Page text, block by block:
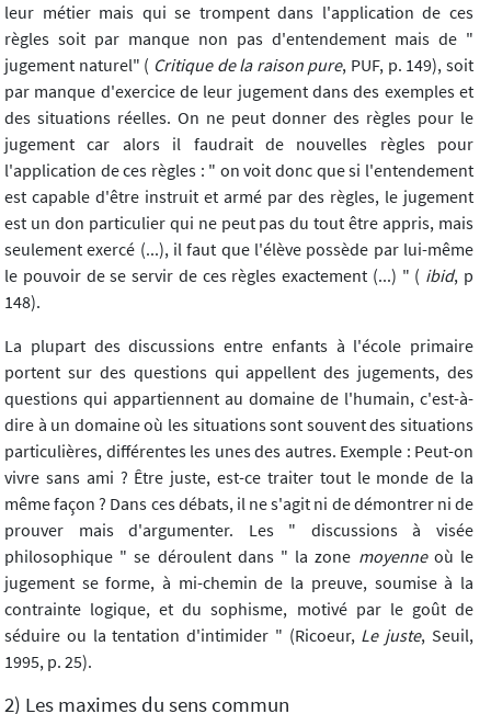
leur métier mais qui se trompent dans l'application de ces
règles soit par manque non pas d'entendement mais de "
jugement naturel" ( Critique de la raison pure, PUF, p. 149), soit
par manque d'exercice de leur jugement dans des exemples et
des situations réelles. On ne peut donner des règles pour le
jugement car alors il faudrait de nouvelles règles pour
l'application de ces règles : " on voit donc que si l'entendement
est capable d'être instruit et armé par des règles, le jugement
est un don particulier qui ne peut pas du tout être appris, mais
seulement exercé (...), il faut que l'élève possède par lui-même
le pouvoir de se servir de ces règles exactement (...) " ( ibid, p
148).
La plupart des discussions entre enfants à l'école primaire
portent sur des questions qui appellent des jugements, des
questions qui appartiennent au domaine de l'humain, c'est-à-
dire à un domaine où les situations sont souvent des situations
particulières, différentes les unes des autres. Exemple : Peut-on
vivre sans ami ? Être juste, est-ce traiter tout le monde de la
même façon ? Dans ces débats, il ne s'agit ni de démontrer ni de
prouver mais d'argumenter. Les " discussions à visée
philosophique " se déroulent dans " la zone moyenne où le
jugement se forme, à mi-chemin de la preuve, soumise à la
contrainte logique, et du sophisme, motivé par le goût de
séduire ou la tentation d'intimider " (Ricoeur, Le juste, Seuil,
1995, p. 25).
2) Les maximes du sens commun